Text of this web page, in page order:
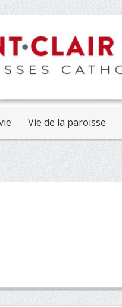
Vie de la paroisse